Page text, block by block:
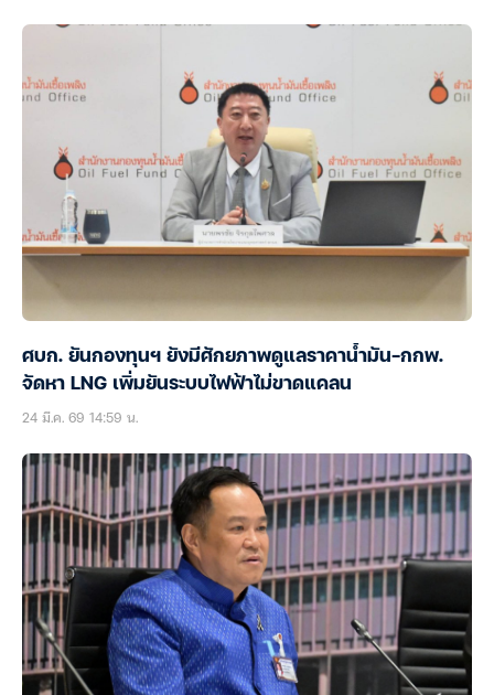
ศบก. ยันกองทุนฯ ยังมีศักยภาพดูแลราคาน้ำมัน-กกพ.
จัดหา LNG เพิ่มยันระบบไฟฟ้าไม่ขาดแคลน
24 มี.ค. 69 14:59 น.